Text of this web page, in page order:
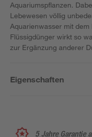
Aquariumspflanzen.
Lebewesen völlig
Aquarienwasser mit
Flüssigdünger wirkt so
zur Ergänzung anderer
Eigenschaften
5 Jahre Garantie